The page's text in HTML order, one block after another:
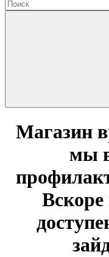
Магазин
мы
Вскоре